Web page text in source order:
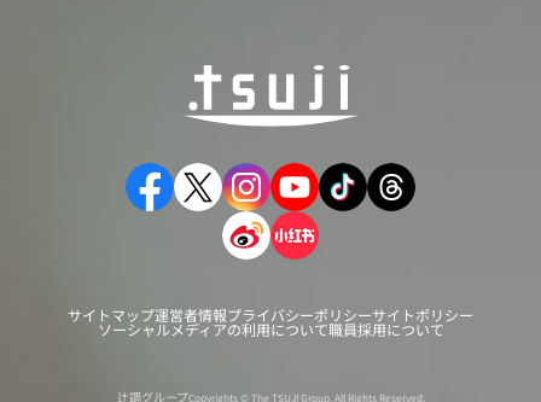
サイトマップ運営者情報プライバシーポリシーサイトポリシー
ソーシャルメディアの利用について職員採用について
辻調グループCopyrights © The TSUJI Group. All Rights Reserved.